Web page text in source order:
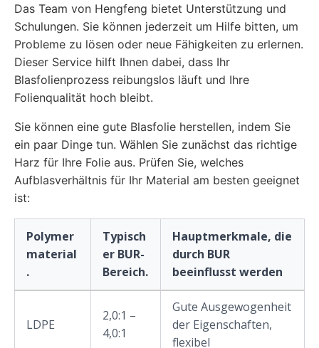
Das Team von Hengfeng bietet Unterstützung und
Schulungen. Sie können jederzeit um Hilfe bitten, um
Probleme zu lösen oder neue Fähigkeiten zu erlernen.
Dieser Service hilft Ihnen dabei, dass Ihr
Blasfolienprozess reibungslos läuft und Ihre
Folienqualität hoch bleibt.
Sie können eine gute Blasfolie herstellen, indem Sie
ein paar Dinge tun. Wählen Sie zunächst das richtige
Harz für Ihre Folie aus. Prüfen Sie, welches
Aufblasverhältnis für Ihr Material am besten geeignet
ist:
Polymer
material
.
Typisch
er BUR-
Bereich.
Hauptmerkmale, die
durch BUR
beeinflusst werden
LDPE
2,0:1 –
4,0:1
Gute Ausgewogenheit
der Eigenschaften,
flexibel